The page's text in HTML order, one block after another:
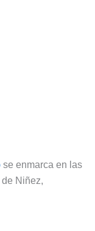
se enmarca en las
Niñez,